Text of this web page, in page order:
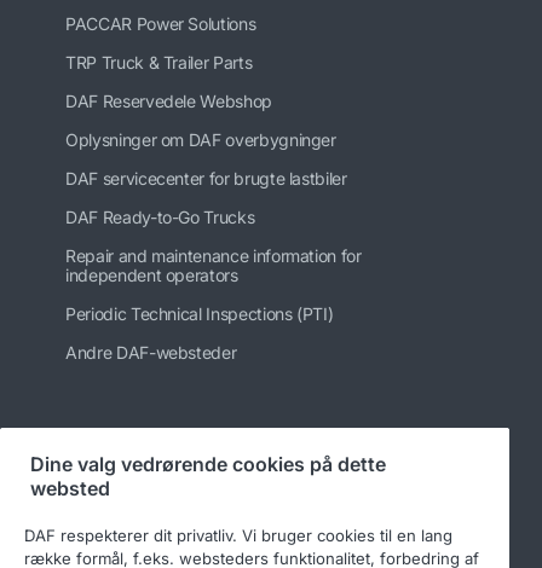
PACCAR Power Solutions
TRP Truck & Trailer Parts
DAF Reservedele Webshop
Oplysninger om DAF overbygninger
DAF servicecenter for brugte lastbiler
DAF Ready-to-Go Trucks
Repair and maintenance information for
independent operators
Periodic Technical Inspections (PTI)
Andre DAF-websteder
Følg os på
Dine valg vedrørende cookies på dette
websted
DAF respekterer dit privatliv. Vi bruger cookies til en lang
række formål, f.eks. websteders funktionalitet, forbedring af